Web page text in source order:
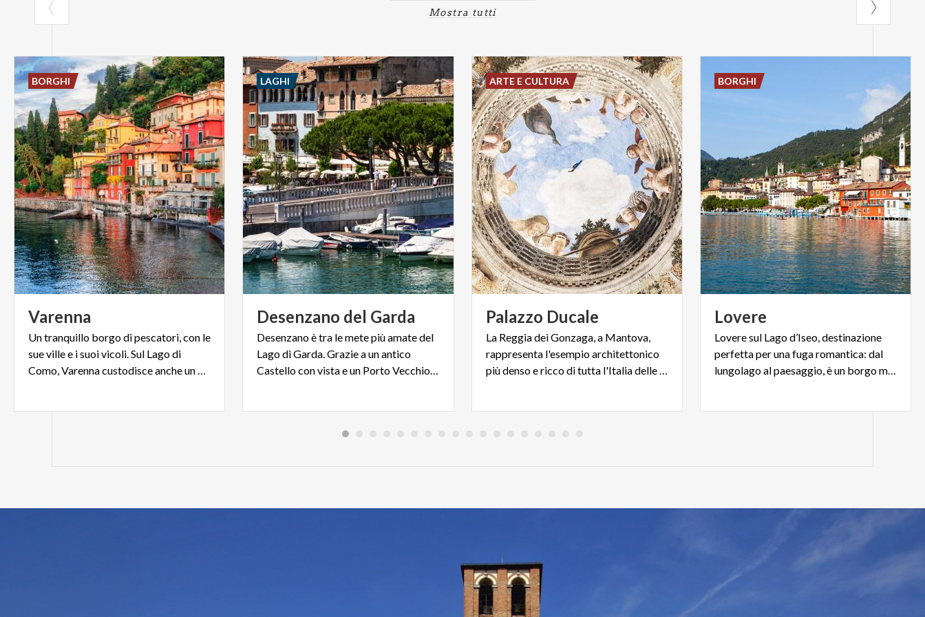
Mostra tutti
Varenna
Un tranquillo borgo di pescatori, con le
sue ville e i suoi vicoli. Sul Lago di
Como, Varenna custodisce anche un giardino meraviglia
BORGHI
Desenzano del Garda
Desenzano è tra le mete più amate del
Lago di Garda. Grazie a un antico
Castello con vista e un Porto Vecchio dalla frizzante movida
LAGHI
Palazzo Ducale
La Reggia dei Gonzaga, a Mantova,
rappresenta l'esempio architettonico
più denso e ricco di tutta l'Italia delle signorie.
ARTE E CULTURA
Lovere
Lovere sul Lago d’Iseo, destinazione
perfetta per una fuga romantica: dal
lungolago al paesaggio, è un borgo medievale tutto da scoprire
BORGHI